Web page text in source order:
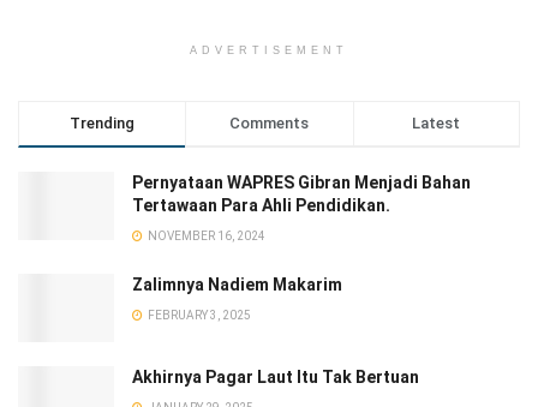
ADVERTISEMENT
Trending Comments Latest
Pernyataan WAPRES Gibran Menjadi Bahan
Tertawaan Para Ahli Pendidikan.
NOVEMBER 16, 2024
Zalimnya Nadiem Makarim
FEBRUARY 3, 2025
Akhirnya Pagar Laut Itu Tak Bertuan